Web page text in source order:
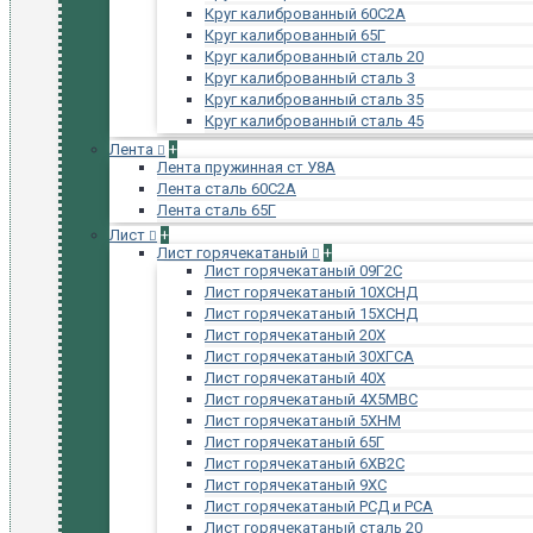
Круг калиброванный 60С2А
Круг калиброванный 65Г
Круг калиброванный сталь 20
Круг калиброванный сталь 3
Круг калиброванный сталь 35
Круг калиброванный сталь 45
Лента
+
Лента пружинная ст У8А
Лента сталь 60С2А
Лента сталь 65Г
Лист
+
Лист горячекатаный
+
Лист горячекатаный 09Г2С
Лист горячекатаный 10ХСНД
Лист горячекатаный 15ХСНД
Лист горячекатаный 20Х
Лист горячекатаный 30ХГСА
Лист горячекатаный 40Х
Лист горячекатаный 4Х5МВС
Лист горячекатаный 5ХНМ
Лист горячекатаный 65Г
Лист горячекатаный 6ХВ2С
Лист горячекатаный 9ХС
Лист горячекатаный РСД и РСА
Лист горячекатаный сталь 20